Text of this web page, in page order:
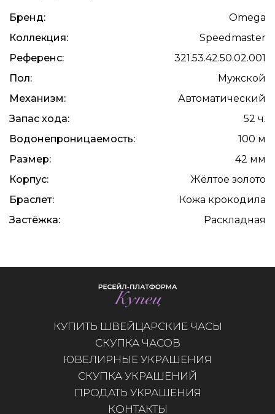
Бренд:
Omega
Коллекция:
Speedmaster
Референс:
321.53.42.50.02.001
Пол:
Мужской
Механизм:
Автоматический
Запас хода:
52 ч.
Водонепроницаемость:
100 м
Размер:
42 мм
Корпус:
Жёлтое золото
Браслет:
Кожа крокодила
Застёжка:
Раскладная
КУПИТЬ ШВЕЙЦАРСКИЕ ЧАСЫ
СКУПКА ЧАСОВ
ЮВЕЛИРНЫЕ УКРАШЕНИЯ
СКУПКА УКРАШЕНИЙ
ПРОДАТЬ УКРАШЕНИЯ
КОНТАКТЫ